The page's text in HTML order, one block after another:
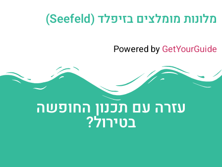
מלונות מומלצים בזיפלד (Seefeld)
Powered byGetYourGuide
עזרה עם תכנון החופשה
בטירול?